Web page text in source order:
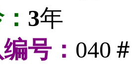
3年
号： 040＃